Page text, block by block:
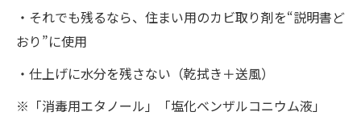
・それでも残るなら、住まい用のカビ取り剤を“説明書ど
おり”に使用
・仕上げに水分を残さない（乾拭き＋送風）
※「消毒用エタノール」「塩化ベンザルコニウム液」